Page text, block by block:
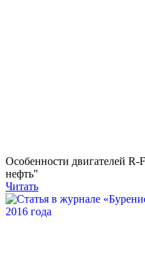
Особенности двигателей R-
нефть"
Читать